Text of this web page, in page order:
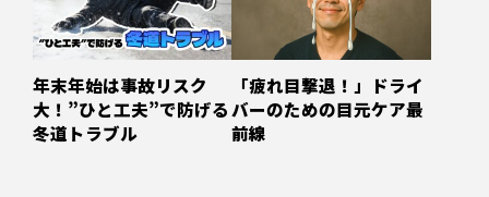
年末年始は事故リスク
大！”ひと工夫”で防げる
冬道トラブル
「疲れ目撃退！」ドライ
バーのための目元ケア最
前線